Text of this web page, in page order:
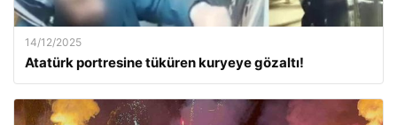
14/12/2025
Atatürk portresine tüküren kuryeye gözaltı!